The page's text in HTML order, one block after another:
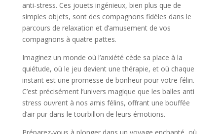
anti-stress. Ces jouets ingénieux, bien plus que de
simples objets, sont des compagnons fidèles dans le
parcours de relaxation et d’amusement de vos
compagnons à quatre pattes.
Imaginez un monde où l’anxiété cède sa place à la
quiétude, où le jeu devient une thérapie, et où chaque
instant est une promesse de bonheur pour votre félin.
C’est précisément l’univers magique que les balles anti
stress ouvrent à nos amis félins, offrant une bouffée
d’air pur dans le tourbillon de leurs émotions.